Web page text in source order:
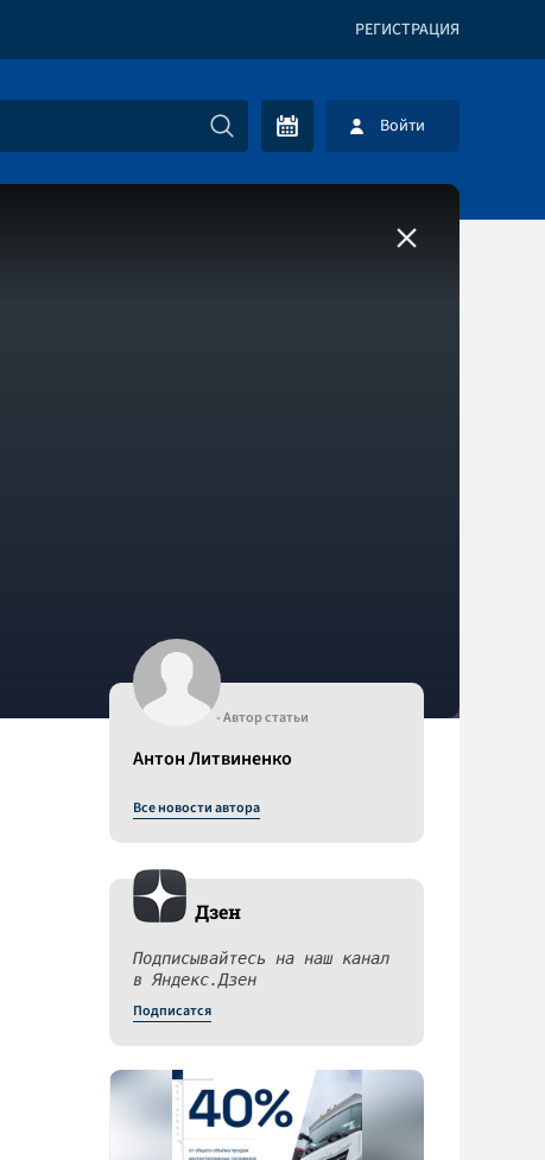
РЕГИСТРАЦИЯ
Войти
- Автор статьи
Антон Литвиненко
Все новости автора
Дзен
Подписывайтесь на наш канал
в Яндекс.Дзен
Подписатся